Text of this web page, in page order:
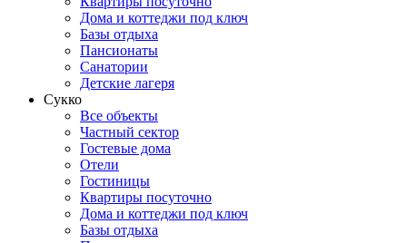
Дома и коттеджи под ключ
Базы отдыха
Пансионаты
Санатории
Детские лагеря
Сукко
Все объекты
Частный сектор
Гостевые дома
Отели
Гостиницы
Квартиры посуточно
Дома и коттеджи под ключ
Базы отдыха